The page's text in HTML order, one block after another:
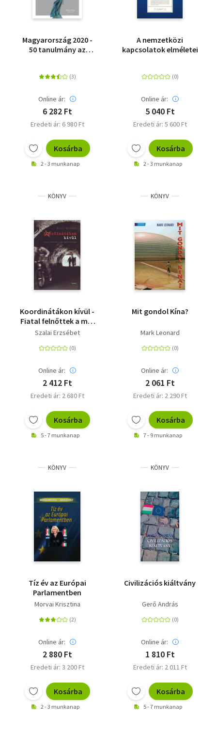
Magyarország 2020 -
50 tanulmány az
Online ár:
6 282 Ft
Eredeti ár: 6 980 Ft
Kosárba
2 - 3 munkanap
A nemzetközi
kapcsolatok elméletei
Online ár:
5 040 Ft
Eredeti ár: 5 600 Ft
Kosárba
2 - 3 munkanap
KÖNYV
Koordinátákon kívül -
Fiatal felnőttek a mai
Magyarországon
Szalai Erzsébet
Online ár:
2 412 Ft
Eredeti ár: 2 680 Ft
Kosárba
5 - 7 munkanap
KÖNYV
Mit gondol Kína?
Mark Leonard
Online ár:
2 061 Ft
Eredeti ár: 2 290 Ft
Kosárba
7 - 9 munkanap
KÖNYV
Tíz év az Európai
Parlamentben
Morvai Krisztina
Online ár:
2 880 Ft
Eredeti ár: 3 200 Ft
Kosárba
2 - 3 munkanap
KÖNYV
Civilizációs kiáltvány
Gerő András
Online ár:
1 810 Ft
Eredeti ár: 2 011 Ft
Kosárba
5 - 7 munkanap